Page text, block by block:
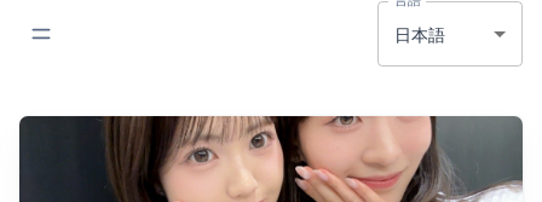
日本語